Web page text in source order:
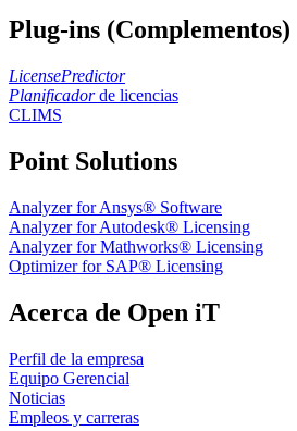
Plug-ins (Complementos)
LicensePredictor
Planificadorde licencias
CLIMS
Point Solutions
Analyzer for Ansys® Software
Analyzer for Autodesk® Licensing
Analyzer for Mathworks® Licensing
Optimizer for SAP® Licensing
Acerca de Open iT
Perfil de la empresa
Equipo Gerencial
Noticias
Empleos y carreras